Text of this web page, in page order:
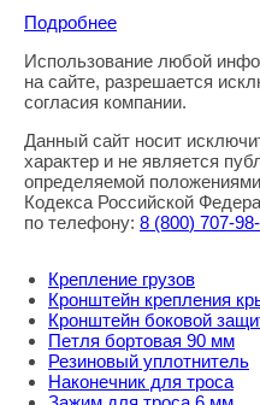
Подробнее
Правовая информация
Использование любой
на сайте, разрешается
согласия компании.
Данный сайт носит
характер и не является
определяемой
Кодекса Российской
по телефону: 8 (800) 707-
Крепление грузов
Кронштейн крепления
Кронштейн боковой
Петля бортовая 90 мм
Резиновый уплотнитель
Наконечник для троса